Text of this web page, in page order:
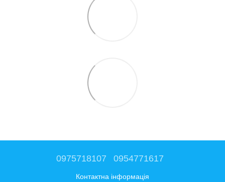
0975718107 0954771617
Контактна інформація